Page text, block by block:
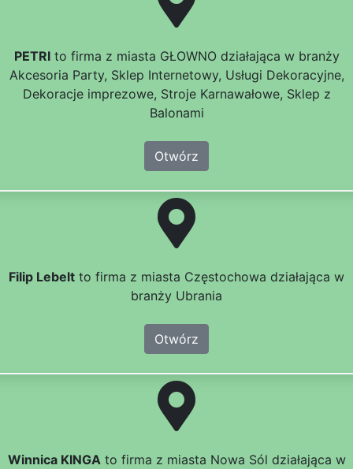
PETRIto firma z miasta GŁOWNO działająca w branży
Akcesoria Party, Sklep Internetowy, Usługi Dekoracyjne,
Dekoracje imprezowe, Stroje Karnawałowe, Sklep z
Balonami
Otwórz
Filip Lebelt to firma z miasta Częstochowa działająca w
branży Ubrania
Otwórz
Winnica KINGA to firma z miasta Nowa Sól działająca w